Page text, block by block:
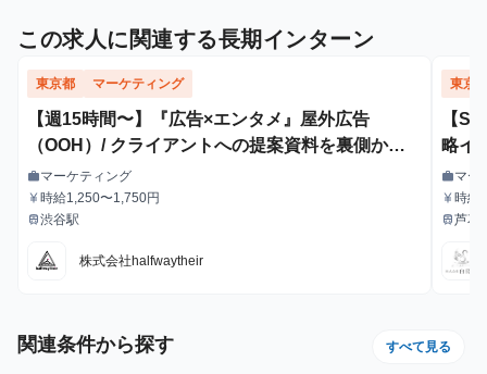
この求人に関連する長期インターン
東京都 マーケティング
【週15時間〜】『広告×エンタメ』屋外広告
（OOH）/ クライアントへの提案資料を裏側から
支えるインターン！
職種
workマーケティング
給与
currency_yen時給1,250〜1,750円
最寄駅
train渋谷駅
株式会社halfwaytheir
東京
【
略イ
職種
workマー
給与
currency_yen時給
給・
最寄駅
train芦花
関連条件から探す すべて見る